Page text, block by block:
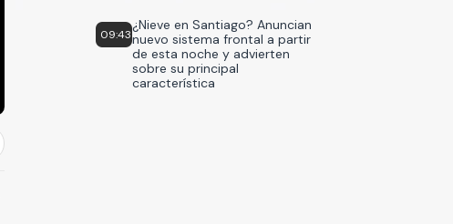
09:43
¿Nieve en Santiago? Anuncian
nuevo sistema frontal a partir
de esta noche y advierten
sobre su principal
característica